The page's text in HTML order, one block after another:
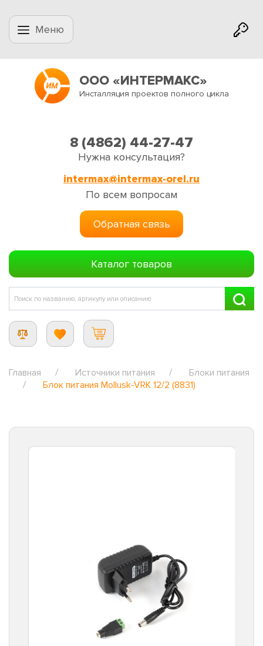
Меню
ООО «ИНТЕРМАКС»
Инсталляция проектов полного цикла
8 (4862) 44-27-47
Нужна консультация?
intermax@intermax-orel.ru
По всем вопросам
Обратная связь
Каталог товаров
Главная Источники питания
Блоки питания
Блок питания Mollusk-VRK 12/2 (8831)